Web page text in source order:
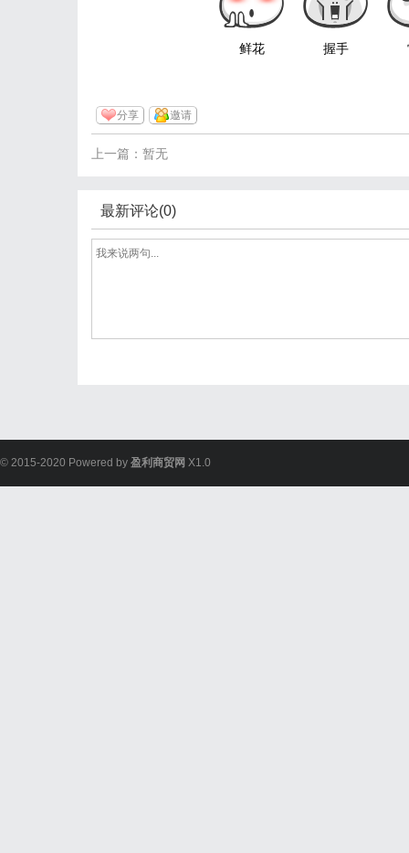
鲜花 握手
分享 邀请
上一篇：暂无
最新评论(0)
© 2015-2020 Powered by 盈利商贸网 X1.0